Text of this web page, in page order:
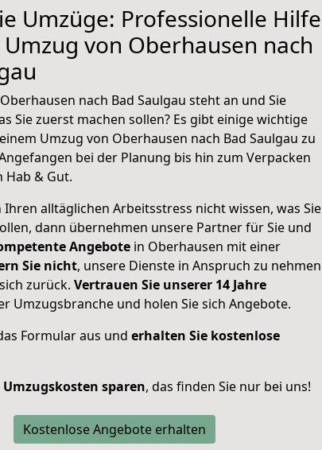
Umzüge: Professionelle Hilfe
von Oberhausen nach
nach Bad Saulgau steht an und Sie
Sie zuerst machen sollen? Es gibt einige wichtige
Umzug von Oberhausen nach Bad Saulgau zu
bei der Planung bis hin zum Verpacken
& Gut.
Ihren alltäglichen Arbeitsstress nicht wissen, was Sie
dann übernehmen unsere Partner für Sie und
Angebote in Oberhausen mit einer
Sie nicht, unsere Dienste in Anspruch zu nehmen
zurück. Vertrauen Sie unserer 14 Jahre
Umzugsbranche und holen Sie sich Angebote.
Formular aus und erhalten Sie kostenlose
Umzugskosten sparen, das finden Sie nur bei uns!
Kostenlose Angebote erhalten